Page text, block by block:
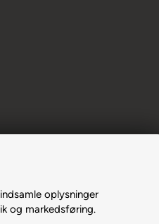
oplysninger
og markedsføring.